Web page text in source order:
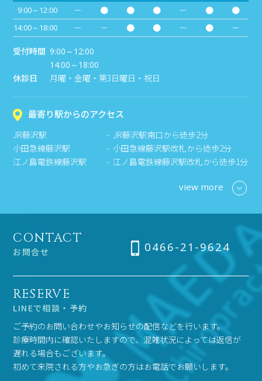
9:00～12:00 － ● ● ● － ● ●
14:00～18:00 － － ● ● － ●
－
受付時間 9:00～12:00
14:00～18:00
休診日 月曜・金曜・第3日曜日・祝日
最寄り駅からのアクセス
JR藤沢駅
JR藤沢駅南口から徒歩2分
小田急線藤沢駅
小田急線藤沢駅改札から徒歩2分
江ノ島電鉄線藤沢駅
江ノ島電鉄線藤沢駅改札から徒歩1分
view more
CONTACT
お問合せ 0466-21-9624
RESERVE
LINEで相談・予約
ご予約のお問い合わせやお知らせの配信などを行います。
診療時間内に確認いたしますので、混雑状況によっては返信が
遅れる場合もございます。
初めて来院される方やお急ぎの方はお電話でお願いします。